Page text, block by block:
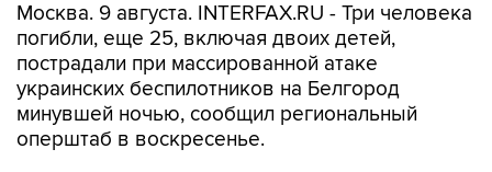
Москва. 9 августа. INTERFAX.RU - Три человека
погибли, еще 25, включая двоих детей,
пострадали при массированной атаке
украинских беспилотников на Белгород
минувшей ночью, сообщил региональный
оперштаб в воскресенье.